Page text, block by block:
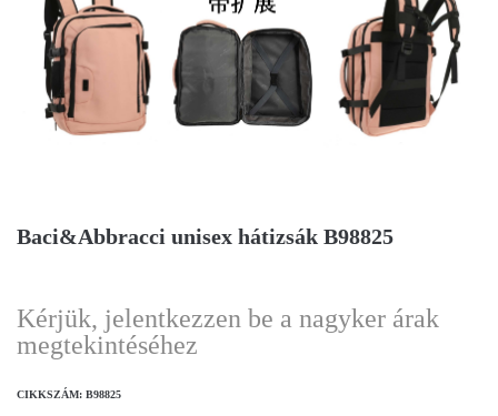
Baci&Abbracci unisex hátizsák B98825
Kérjük, jelentkezzen be a nagyker árak
megtekintéséhez
CIKKSZÁM: B98825